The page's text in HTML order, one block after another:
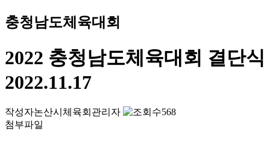
충청남도체육대회
2022 충청남도체육대회 결단식
2022.11.17
작성자논산시체육회관리자
568
첨부파일